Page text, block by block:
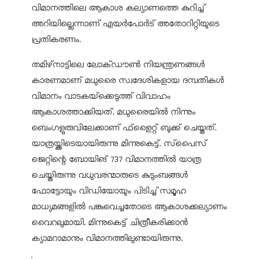
വിമാനത്തിലെ ആകാശ കല്യാണത്തെ കുറിച്ച്
അറിയില്ലെന്നാണ് എയര്‍പോര്‍ട് അതോറിറ്റിയുടെ
പ്രതികരണം.
തമിഴ്‌നാട്ടിലെ ലോക്ഡൗണ്‍ നിയന്ത്രണങ്ങള്‍
കാരണമാണ് മധുരൈ സ്വദേശികളായ ദമ്പതികള്‍
വിമാനം വാടകയ്‌ക്കെടുത്ത് വിവാഹം
ആകാശത്താക്കിയത്. മധുരൈയില്‍ നിന്നും
ബെംഗളുരുവിലേക്കാണ് ഫ്‌ളൈറ്റ് ബുക്ക് ചെയ്തത്.
യാത്രയ്ക്കിടെയായിരുന്നു മിന്നുകെട്ട്. സ്‌പൈസ്
ജെറ്റിന്റെ ബോയിങ് 737 വിമാനത്തില്‍ യാത്ര
ചെയ്തിരുന്നു വധുവരന്മാരുടെ കുടുംബങ്ങള്‍
ഫോട്ടോയും വിഡിയോയും പിടിച്ച് സമൂഹ
മാധ്യമങ്ങളില്‍ പങ്കുവെച്ചതോടെ ആകാശക്കല്യാണം
വൈറലുമായി. മിന്നുകെട്ട് ചിത്രീകരിക്കാന്‍
ക്യാമറാമാനും വിമാനത്തിലുണ്ടായിരുന്നു.